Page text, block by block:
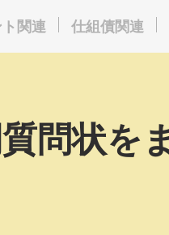
問状を
関連 仕組債関連